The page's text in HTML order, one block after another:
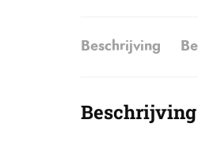
Beschrijving
Beschrijving